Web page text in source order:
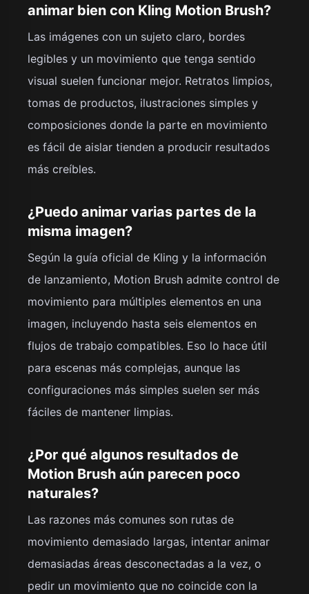
animar bien con Kling Motion Brush?
Las imágenes con un sujeto claro, bordes
legibles y un movimiento que tenga sentido
visual suelen funcionar mejor. Retratos limpios,
tomas de productos, ilustraciones simples y
composiciones donde la parte en movimiento
es fácil de aislar tienden a producir resultados
más creíbles.
¿Puedo animar varias partes de la
misma imagen?
Según la guía oficial de Kling y la información
de lanzamiento, Motion Brush admite control de
movimiento para múltiples elementos en una
imagen, incluyendo hasta seis elementos en
flujos de trabajo compatibles. Eso lo hace útil
para escenas más complejas, aunque las
configuraciones más simples suelen ser más
fáciles de mantener limpias.
¿Por qué algunos resultados de
Motion Brush aún parecen poco
naturales?
Las razones más comunes son rutas de
movimiento demasiado largas, intentar animar
demasiadas áreas desconectadas a la vez, o
pedir un movimiento que no coincide con la